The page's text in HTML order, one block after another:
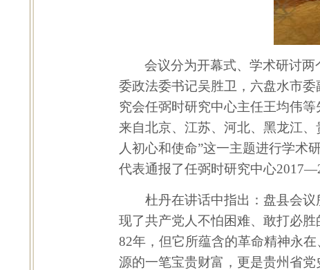
会议分为开幕式、学术研讨
委政法委书记吴胜卫，六盘水市
究会任弼时研究中心主任王均伟
来自北京、江苏、河北、黑龙江
人初心和使命”这一主题进行学术
代表通报了任弼时研究中心2017—
杜丹在讲话中指出：盘县会议
现了共产党人不怕困难、敢打必
82年，但它所蕴含的革命精神永
源的一笔宝贵财富，更是贵州省